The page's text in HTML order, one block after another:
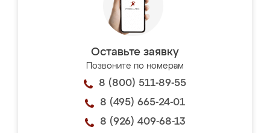
Оставьте заявку
Позвоните по номерам
8 (800) 511-89-55
8 (495) 665-24-01
8 (926) 409-68-13